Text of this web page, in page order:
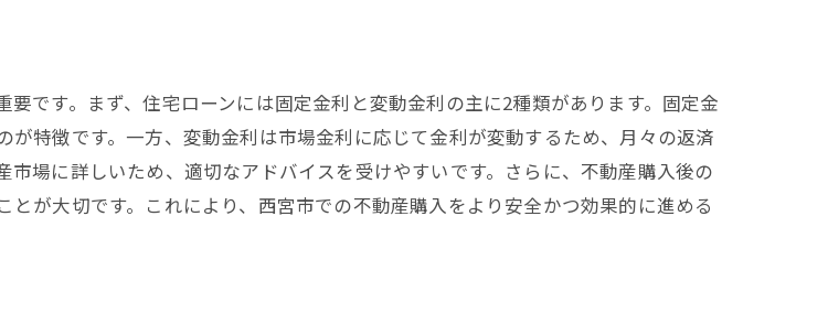
の西宮市の魅力
動向を把握するための情報収集方法
るための西宮市不動産と住宅ローンガイド
を明確にする方法
もりと返済計画の立て方
です。まず、住宅ローンには固定金利と変動金利の主に2種類があります。固定金
特徴です。一方、変動金利は市場金利に応じて金利が変動するため、月々の返済
場に詳しいため、適切なアドバイスを受けやすいです。さらに、不動産購入後の
が大切です。これにより、西宮市での不動産購入をより安全かつ効果的に進める